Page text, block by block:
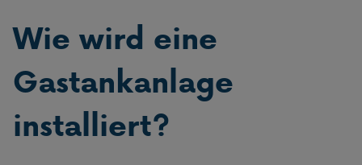
Wie wird eine
Gastankanlage
installiert?